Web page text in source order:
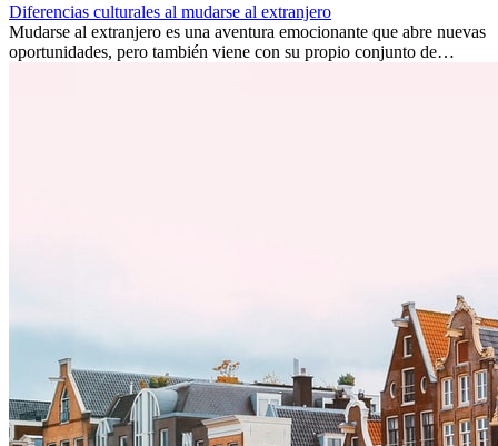
Diferencias culturales al mudarse al extranjero
Mudarse al extranjero es una aventura emocionante que abre nuevas
oportunidades, pero también viene con su propio conjunto de